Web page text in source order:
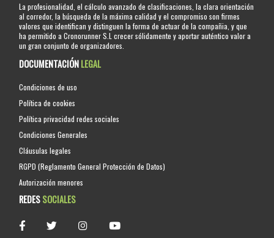
La profesionalidad, el cálculo avanzado de clasificaciones, la clara orientación
al corredor, la búsqueda de la máxima calidad y el compromiso son firmes
valores que identifican y distinguen la forma de actuar de la compañia, y que
ha permitido a Cronorunner S.L crecer sólidamente y aportar auténtico valor a
un gran conjunto de organizadores.
DOCUMENTACIÓNLEGAL
Condiciones de uso
Política de cookies
Política privacidad redes sociales
Condiciones Generales
Cláusulas legales
RGPD (Reglamento General Protección de Datos)
Autorización menores
REDESSOCIALES